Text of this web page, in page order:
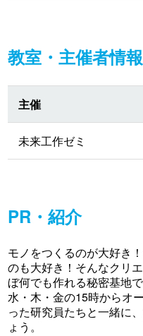
教室・主催者情報
主催
未来工作ゼミ
PR・紹介
モノをつくるのが大好き
のも大好き！そんなクリ
ぼ何でも作れる秘密基地で
水・木・金の15時からオ
った研究員たちと一緒に
ょう。